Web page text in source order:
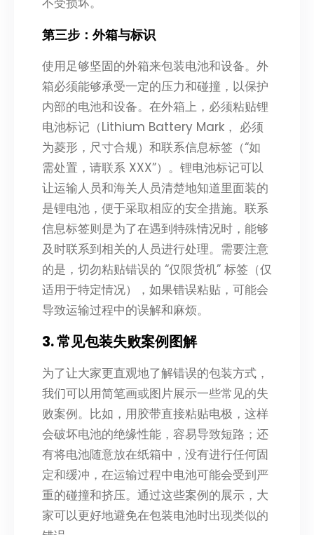
第三步：外箱与标识
使用足够坚固的外箱来包装电池和设备。外
箱必须能够承受一定的压力和碰撞，以保护
内部的电池和设备。在外箱上，必须粘贴锂
电池标记（Lithium Battery Mark， 必须
为菱形，尺寸合规）和联系信息标签（“如
需处置，请联系 XXX”）。锂电池标记可以
让运输人员和海关人员清楚地知道里面装的
是锂电池，便于采取相应的安全措施。联系
信息标签则是为了在遇到特殊情况时，能够
及时联系到相关的人员进行处理。需要注意
的是，切勿粘贴错误的 “仅限货机” 标签（仅
适用于特定情况），如果错误粘贴，可能会
导致运输过程中的误解和麻烦。
3. 常见包装失败案例图解
为了让大家更直观地了解错误的包装方式，
我们可以用简笔画或图片展示一些常见的失
败案例。比如，用胶带直接粘贴电极，这样
会破坏电池的绝缘性能，容易导致短路；还
有将电池随意放在纸箱中，没有进行任何固
定和缓冲，在运输过程中电池可能会受到严
重的碰撞和挤压。通过这些案例的展示，大
家可以更好地避免在包装电池时出现类似的